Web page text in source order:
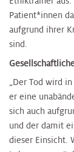
Patient*innen
aufgrund ihrer
sind.
„Der Tod wird
er eine
sich auch
und der damit
dieser Einsicht.